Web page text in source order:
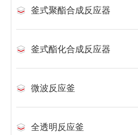
釜式聚酯合成反应器
釜式酯化合成反应器
微波反应釜
全透明反应釜